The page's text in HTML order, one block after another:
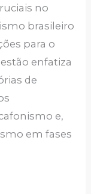
no
brasileiro
para o
enfatiza
de
e,
em fases